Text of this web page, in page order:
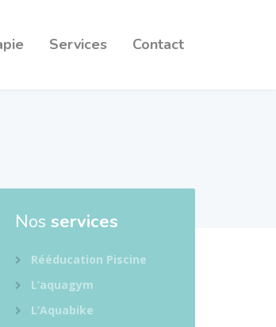
Services Contact
Nos services
Rééducation Piscine
L’aquagym
L’Aquabike